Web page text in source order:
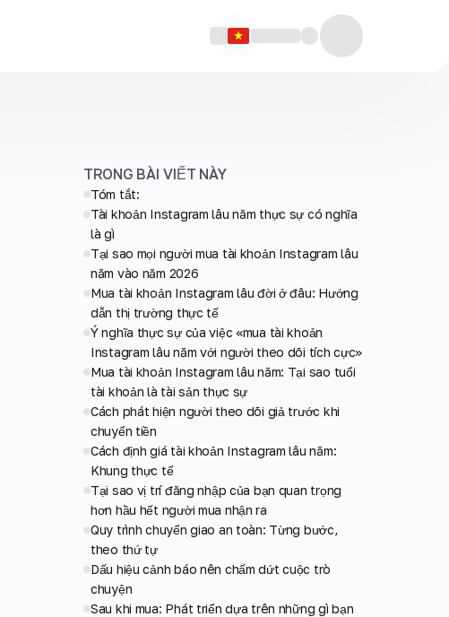
TRONG BÀI VIẾT NÀY
Tóm tắt:
Tài khoản Instagram lâu năm thực sự có nghĩa
là gì
Tại sao mọi người mua tài khoản Instagram lâu
năm vào năm 2026
Mua tài khoản Instagram lâu đời ở đâu: Hướng
dẫn thị trường thực tế
Ý nghĩa thực sự của việc «mua tài khoản
Instagram lâu năm với người theo dõi tích cực»
Mua tài khoản Instagram lâu năm: Tại sao tuổi
tài khoản là tài sản thực sự
Cách phát hiện người theo dõi giả trước khi
chuyển tiền
Cách định giá tài khoản Instagram lâu năm:
Khung thực tế
Tại sao vị trí đăng nhập của bạn quan trọng
hơn hầu hết người mua nhận ra
Quy trình chuyển giao an toàn: Từng bước,
theo thứ tự
Dấu hiệu cảnh báo nên chấm dứt cuộc trò
chuyện
Sau khi mua: Phát triển dựa trên những gì bạn